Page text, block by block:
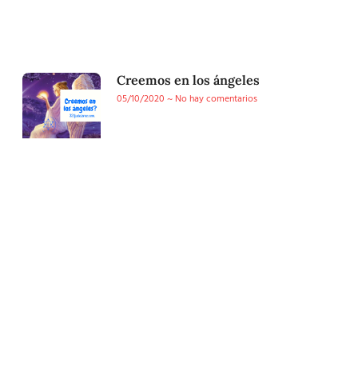
Creemos en los ángeles
05/10/2020
No hay comentarios